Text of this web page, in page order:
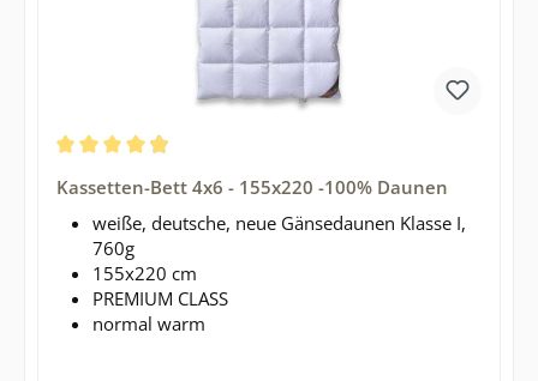
Kassetten-Bett 4x6 - 155x220 -100% Daunen
weiße, deutsche, neue Gänsedaunen Klasse I,
760g
155x220 cm
PREMIUM CLASS
normal warm